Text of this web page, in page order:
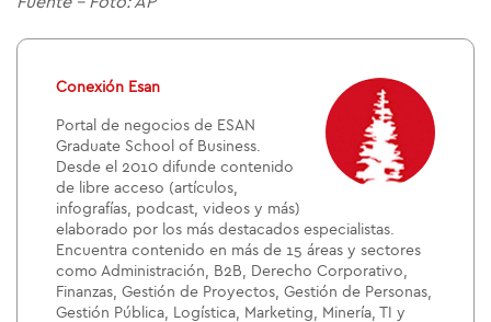
Conexión Esan
Portal de negocios de ESAN
Graduate School of Business.
Desde el 2010 difunde contenido
de libre acceso (artículos,
infografías, podcast, videos y más)
elaborado por los más destacados especialistas.
Encuentra contenido en más de 15 áreas y sectores
como Administración, B2B, Derecho Corporativo,
Finanzas, Gestión de Proyectos, Gestión de Personas,
Gestión Pública, Logística, Marketing, Minería, TI y